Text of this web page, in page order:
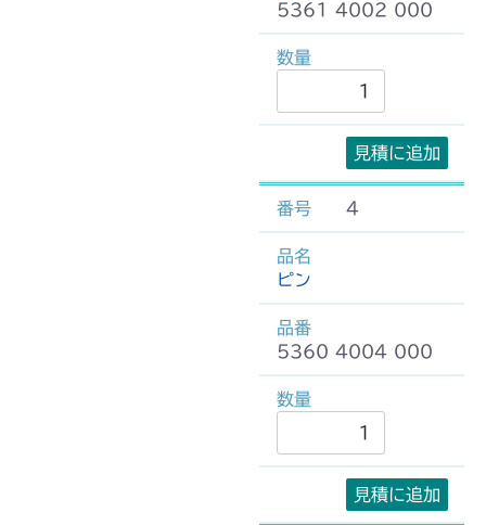
5361 4002 000
見積に追加
4
ピン
5360 4004 000
見積に追加